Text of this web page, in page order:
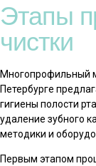
Этапы
чистки
Многопрофильный
Петербурге
гигиены полости
удаление зубного
методики и
Первым этапом